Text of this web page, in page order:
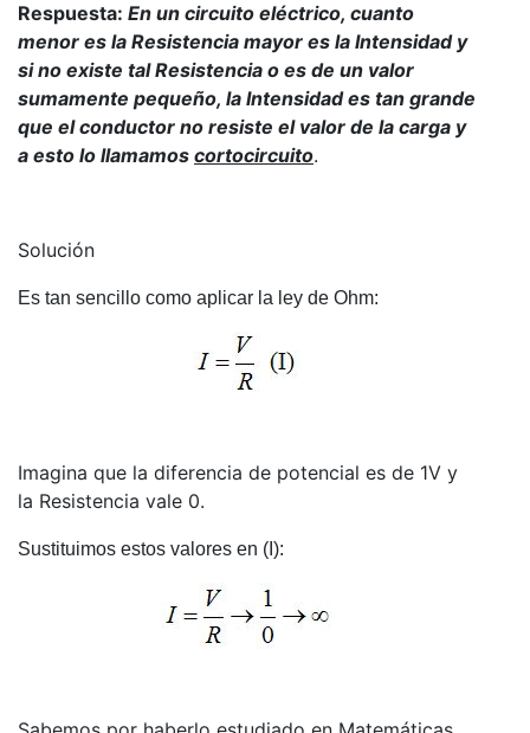
Respuesta: En un circuito eléctrico, cuanto
menor es la Resistencia mayor es la Intensidad y
si no existe tal Resistencia o es de un valor
sumamente pequeño, la Intensidad es tan grande
que el conductor no resiste el valor de la carga y
a esto lo llamamos cortocircuito.
Solución
Es tan sencillo como aplicar la ley de Ohm:
Imagina que la diferencia de potencial es de 1V y
la Resistencia vale 0.
Sustituimos estos valores en (I):